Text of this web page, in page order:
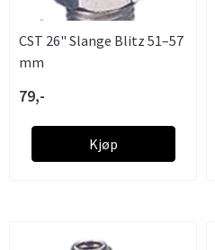
CST 26" Slange Blitz 51–57
mm
79,-
Kjøp